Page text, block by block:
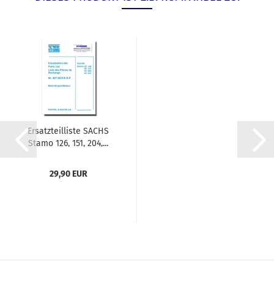
Ersatzteilliste SACHS
Stamo 126, 151, 204,...
29,90 EUR